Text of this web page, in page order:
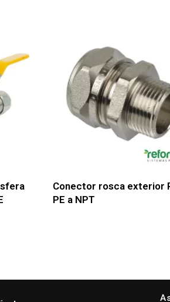
Conector rosca exterior
PE a NPT